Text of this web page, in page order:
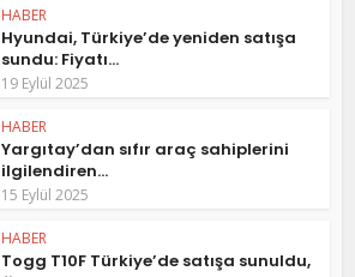
HABER
Hyundai, Türkiye’de yeniden satışa
sundu: Fiyatı...
19 Eylül 2025
HABER
Yargıtay’dan sıfır araç sahiplerini
ilgilendiren...
15 Eylül 2025
HABER
Togg T10F Türkiye’de satışa sunuldu,